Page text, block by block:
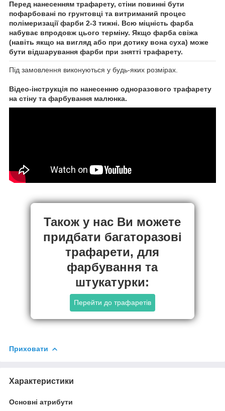
Перед нанесенням трафарету, стіни повинні бути
пофарбовані по грунтовці та витриманий процес
полімеризації фарби 2-3 тижні. Всю міцність фарба
набуває впродовж цього терміну. Якщо фарба свіжа
(навіть якщо на вигляд або при дотику вона суха) може
бути відшарування фарби при знятті трафарету.
Під замовлення виконуються у будь-яких розмірах.
Відео-інструкція по нанесенню одноразового трафарету
на стіну та фарбування малюнка.
Також у нас Ви можете
придбати багаторазові
трафарети, для
фарбування та
штукатурки:
Перейти до трафаретів
Приховати
Характеристики
Основні атрибути